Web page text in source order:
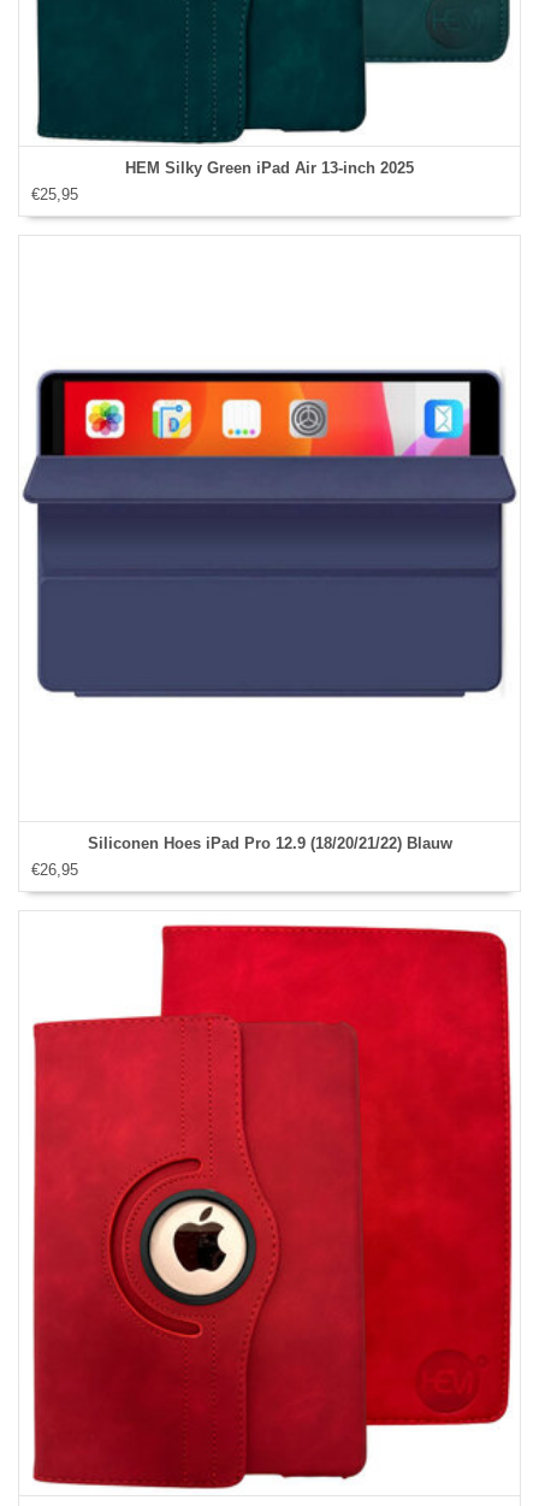
HEM Silky Green iPad Air 13‑inch 2025
€25,95
Siliconen Hoes iPad Pro 12.9 (18/20/21/22) Blauw
€26,95